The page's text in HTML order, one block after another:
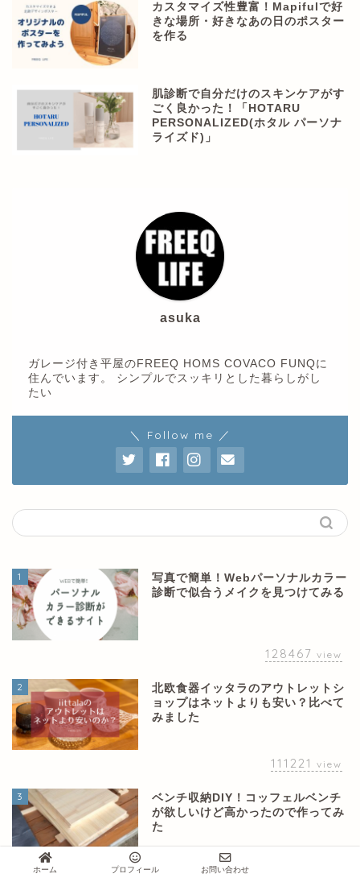
カスタマイズ性豊富！Mapifulで好
きな場所・好きなあの日のポスター
を作る
肌診断で自分だけのスキンケアがす
ごく良かった！「HOTARU
PERSONALIZED(ホタル パーソナ
ライズド)」
asuka
ガレージ付き平屋のFREEQ HOMS COVACO FUNQに
住んでいます。 シンプルでスッキリとした暮らしがし
たい
＼ Follow me ／
1
写真で簡単！Webパーソナルカラー
診断で似合うメイクを見つけてみる
128467 view
2
北欧食器イッタラのアウトレットシ
ョップはネットよりも安い？比べて
みました
111221 view
3
ベンチ収納DIY！コッフェルベンチ
が欲しいけど高かったので作ってみ
た
ホーム プロフィール お問い合わせ